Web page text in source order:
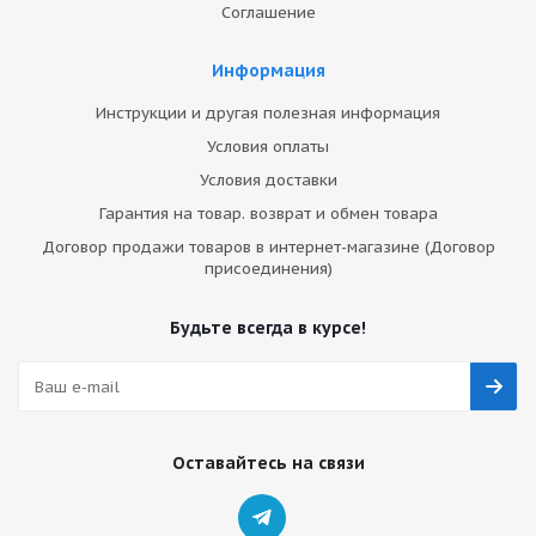
Соглашение
Информация
Инструкции и другая полезная информация
Условия оплаты
Условия доставки
Гарантия на товар. возврат и обмен товара
Договор продажи товаров в интернет-магазине (Договор
присоединения)
Будьте всегда в курсе!
Оставайтесь на связи